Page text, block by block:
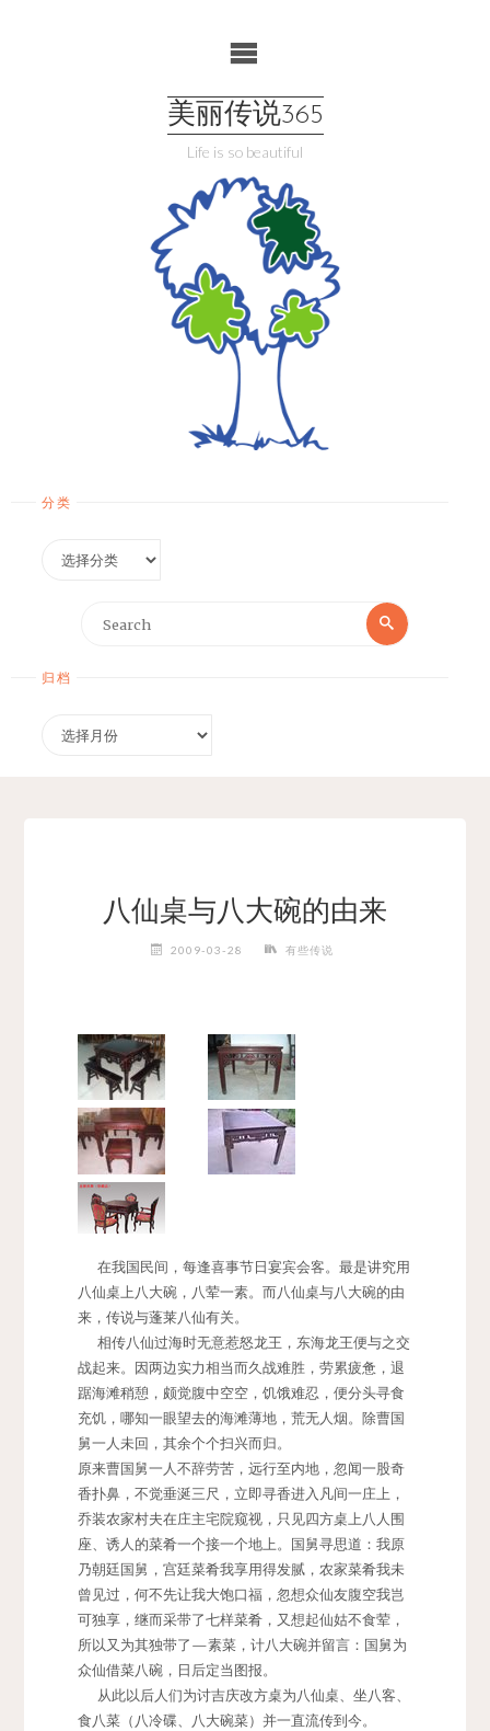
美丽传说365
Life is so beautiful
分类
Search
Search
归档
八仙桌与八大碗的由来
2009-03-28 有些传说
在我国民间，每逢喜事节日宴宾会客。最是讲究用
八仙桌上八大碗，八荤一素。而八仙桌与八大碗的由
来，传说与蓬莱八仙有关。
相传八仙过海时无意惹怒龙王，东海龙王便与之交
战起来。因两边实力相当而久战难胜，劳累疲惫，退
踞海滩稍憩，颇觉腹中空空，饥饿难忍，便分头寻食
充饥，哪知一眼望去的海滩薄地，荒无人烟。除曹国
舅一人未回，其余个个扫兴而归。
原来曹国舅一人不辞劳苦，远行至内地，忽闻一股奇
香扑鼻，不觉垂涎三尺，立即寻香进入凡间一庄上，
乔装农家村夫在庄主宅院窥视，只见四方桌上八人围
座、诱人的菜肴一个接一个地上。国舅寻思道：我原
乃朝廷国舅，宫廷菜肴我享用得发腻，农家菜肴我未
曾见过，何不先让我大饱口福，忽想众仙友腹空我岂
可独享，继而采带了七样菜肴，又想起仙姑不食荤，
所以又为其独带了—素菜，计八大碗并留言：国舅为
众仙借菜八碗，日后定当图报。
从此以后人们为讨吉庆改方桌为八仙桌、坐八客、
食八菜（八冷碟、八大碗菜）并一直流传到今。